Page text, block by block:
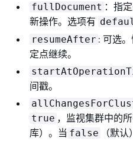
fullDocument ：指
新操作。选项有
resumeAfter : 可选
定点继续。
间戳。
true ，监视集群中的
库）。当 false （默